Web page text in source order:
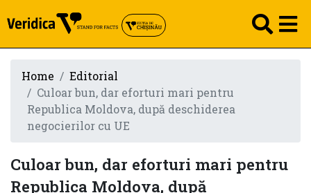
Home
Editorial
Culoar bun, dar eforturi mari pentru
Republica Moldova, după deschiderea
negocierilor cu UE
Culoar bun, dar eforturi mari pentru
Republica Moldova, după